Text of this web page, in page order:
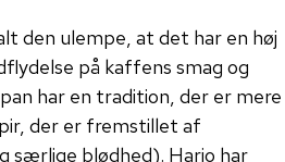
den ulempe, at det har en høj
på kaffens smag og
har en tradition, der er mere
der er fremstillet af
særlige blødhed). Hario har